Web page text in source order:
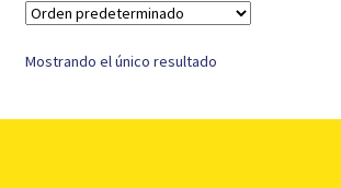
Mostrando el único resultado